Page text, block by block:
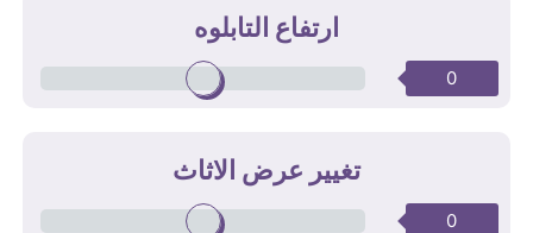
ارتفاع التابلوه
0
تغيير عرض الاثاث
0